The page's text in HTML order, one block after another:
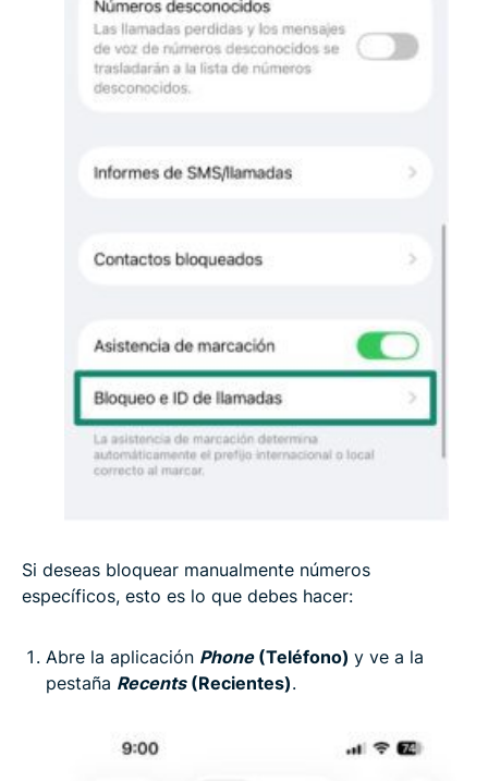
Si deseas bloquear manualmente números
específicos, esto es lo que debes hacer:
Abre la aplicación Phone(Teléfono) y ve a la
pestaña Recents(Recientes).